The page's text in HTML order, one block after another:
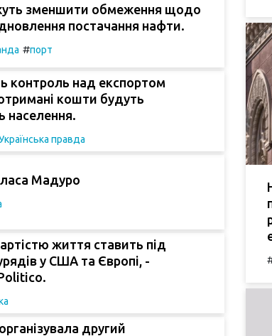
зменшити обмеження щодо
постачання нафти.
#порт
контроль над експортом
кошти будуть
населення.
правда
Мадуро
життя ставить під
у США та Європі, -
другий